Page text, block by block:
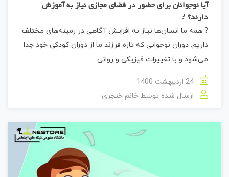
آیا نوجوانان برای حضور در فضای مجازی نیاز به آموزش
دارند؟ ?
? همه ما انسان‌ها نیاز به افزایش آگاهی در زمینه‌های مختلف
داریم. دوران نوجوانی که تازه فرزند ما از دوران کودکی خود جدا
می‌شود و با تغییرات فیزیکی و روانی…
ارسال شده توسط خانم خنجری